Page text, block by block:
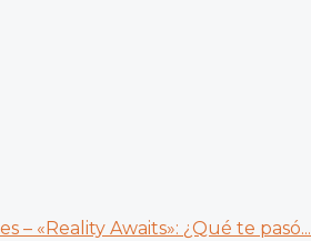
– «Reality Awaits»: ¿Qué te pasó...